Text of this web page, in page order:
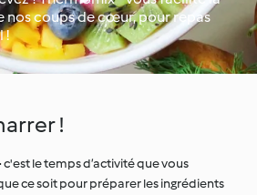
Autour du monde avec
Cookidoo®
nos coups de cœur, pour repas
!
!
c'est le temps d’activité que vous
ce soit pour préparer les ingrédients